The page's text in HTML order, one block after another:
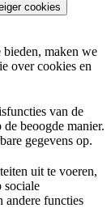
cookies
maken we
over cookies en
van de
beoogde manier.
gegevens op.
uit te voeren,
sociale
andere functies